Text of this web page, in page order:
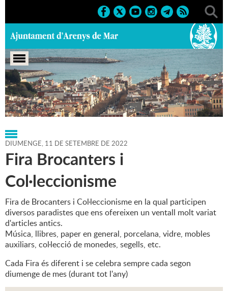
Portada > Regidories > Agenda > 11-09-2022
DIUMENGE, 11 DE SETEMBRE DE 2022
Fira Brocanters i
Col·leccionisme
Fira de Brocanters i Col·leccionisme en la qual participen
diversos paradistes que ens ofereixen un ventall molt variat
d'articles antics.
Música, llibres, paper en general, porcelana, vidre, mobles
auxiliars, col·lecció de monedes, segells, etc.
Cada Fira és diferent i se celebra sempre cada segon
diumenge de mes (durant tot l'any)